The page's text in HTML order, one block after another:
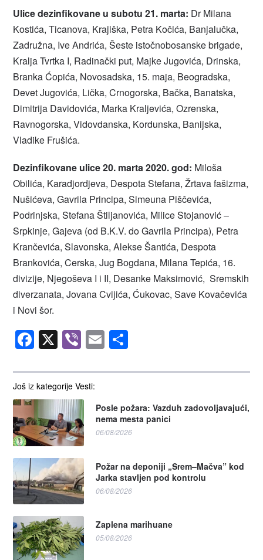
Još iz kategorije Vesti:
Posle požara: Vazduh zadovoljavajući,
nema mesta panici
06/08/2026
Požar na deponiji „Srem–Mačva” kod
Jarka stavljen pod kontrolu
06/08/2026
Zaplena marihuane
05/08/2026
Ulice dezinfikovane u subotu 21. marta: Dr Milana
Kostića, Ticanova, Krajiška, Petra Kočića, Banjalučka,
Zadružna, Ive Andrića, Šeste istočnobosanske brigade,
Kralja Tvrtka I, Radinački put, Majke Jugovića, Drinska,
Branka Ćopića, Novosadska, 15. maja, Beogradska,
Devet Jugovića, Lička, Crnogorska, Bačka, Banatska,
Dimitrija Davidovića, Marka Kraljevića, Ozrenska,
Ravnogorska, Vidovdanska, Kordunska, Banijska,
Vladike Frušića.
Dezinfikovane ulice 20. marta 2020. god: Miloša
Obilića, Karadjordjeva, Despota Stefana, Žrtava fašizma,
Nušićeva, Gavrila Principa, Simeuna Piščevića,
Podrinjska, Stefana Štiljanovića, Milice Stojanović –
Srpkinje, Gajeva (od B.K.V. do Gavrila Principa), Petra
Krančevića, Slavonska, Alekse Šantića, Despota
Brankovića, Cerska, Jug Bogdana, Milana Tepića, 16.
divizije, Njegoševa I i II, Desanke Maksimović, Sremskih
diverzanata, Jovana Cvijića, Ćukovac, Save Kovačevića
i Novi šor.
Facebook
X Viber
Email